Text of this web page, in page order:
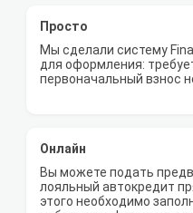
Просто
Мы сделали систему
для оформления:
первоначальный взнос
Онлайн
Вы можете подать
лояльный автокредит
этого необходимо